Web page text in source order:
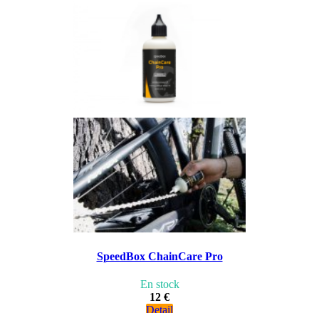
SpeedBox ChainCare Pro
En stock
12 €
Detail